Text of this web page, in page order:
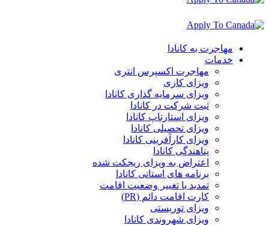
مهاجرت به کانادا
خدمات
مهاجرت اکسپرس انتری
ویزای کاری
ویزای سرمایه گذاری کانادا
ثبت شرکت در کانادا
ویزای استارتاپ کانادا
ویزای تحصیلی کانادا
ویزای کارآفرینی کانادا
پناهندگی کانادا
اعتراض به ویزای ریجکت شده
برنامه های استانی کانادا
تمدید یا تغییر وضعیت اقامت
کارت اقامت دائم (PR)
ویزای توریستی
ویزای شھروندی کانادا